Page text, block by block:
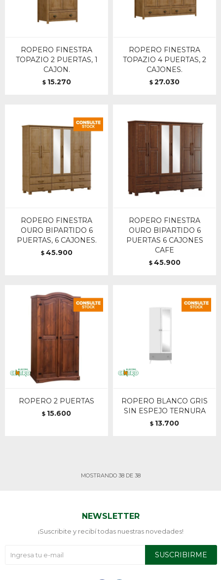
ROPERO FINESTRA
TOPAZIO 2 PUERTAS, 1
CAJON.
$ 15.270
ROPERO FINESTRA
TOPAZIO 4 PUERTAS, 2
CAJONES.
$ 27.030
ROPERO FINESTRA
OURO BIPARTIDO 6
PUERTAS, 6 CAJONES.
$ 45.900
ROPERO FINESTRA
OURO BIPARTIDO 6
PUERTAS 6 CAJONES
CAFE
$ 45.900
ROPERO 2 PUERTAS
$ 15.600
ROPERO BLANCO GRIS
SIN ESPEJO TERNURA
$ 13.700
MOSTRANDO 38DE 38
NEWSLETTER
¡Suscribite y recibí todas nuestras novedades!
SUSCRIBIRME